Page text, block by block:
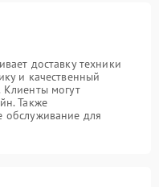
доставку техники
и качественный
могут
Также
обслуживание для